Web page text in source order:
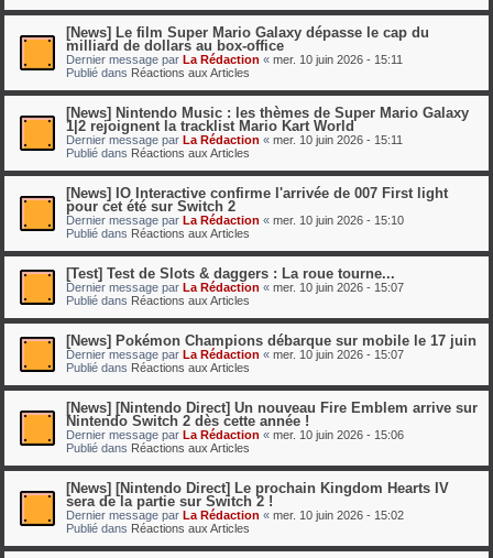
[News] Le film Super Mario Galaxy dépasse le cap du
milliard de dollars au box-office
Dernier message par La Rédaction « mer. 10 juin 2026 - 15:11
Publié dans Réactions aux Articles
[News] Nintendo Music : les thèmes de Super Mario Galaxy
1|2 rejoignent la tracklist Mario Kart World
Dernier message par La Rédaction « mer. 10 juin 2026 - 15:11
Publié dans Réactions aux Articles
[News] IO Interactive confirme l'arrivée de 007 First light
pour cet été sur Switch 2
Dernier message par La Rédaction « mer. 10 juin 2026 - 15:10
Publié dans Réactions aux Articles
[Test] Test de Slots & daggers : La roue tourne...
Dernier message par La Rédaction « mer. 10 juin 2026 - 15:07
Publié dans Réactions aux Articles
[News] Pokémon Champions débarque sur mobile le 17 juin
Dernier message par La Rédaction « mer. 10 juin 2026 - 15:07
Publié dans Réactions aux Articles
[News] [Nintendo Direct] Un nouveau Fire Emblem arrive sur
Nintendo Switch 2 dès cette année !
Dernier message par La Rédaction « mer. 10 juin 2026 - 15:06
Publié dans Réactions aux Articles
[News] [Nintendo Direct] Le prochain Kingdom Hearts IV
sera de la partie sur Switch 2 !
Dernier message par La Rédaction « mer. 10 juin 2026 - 15:02
Publié dans Réactions aux Articles